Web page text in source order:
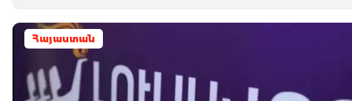
Հայաստան